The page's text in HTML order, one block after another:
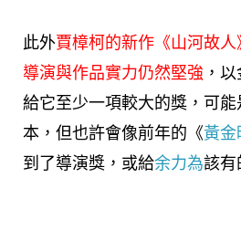
此外賈樟柯 的新作《山河故人
導演與作品實力仍然堅強 ，
給它至少一項較大的獎，可能
本，但也許會像前年的《黃金
到了導演獎，或給余力為該有